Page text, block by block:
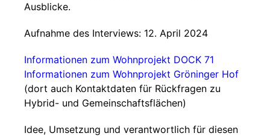
Ausblicke.
Aufnahme des Interviews: 12. April 2024
Informationen zum Wohnprojekt DOCK 71
Informationen zum Wohnprojekt Gröninger Hof
(dort auch Kontaktdaten für Rückfragen zu
Hybrid- und Gemeinschaftsflächen)
Idee, Umsetzung und verantwortlich für diesen